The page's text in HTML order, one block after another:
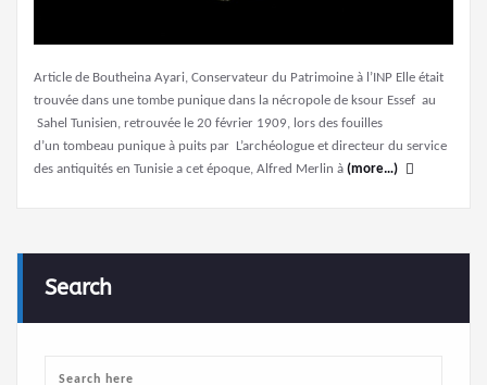
Article de Boutheina Ayari, Conservateur du Patrimoine à l’INP Elle était
trouvée dans une tombe punique dans la nécropole de ksour Essef au
Sahel Tunisien, retrouvée le 20 février 1909, lors des fouilles
d’un tombeau punique à puits par L’archéologue et directeur du service
des antiquités en Tunisie a cet époque, Alfred Merlin à (more…)
Search